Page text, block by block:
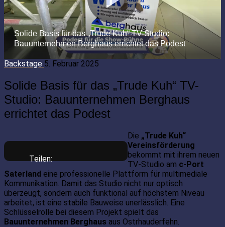
Backstage 5. Februar 2025
Solide Basis für das „Trude Kuh“ TV-
Studio: Bauunternehmen Berghaus
errichtet das Podest
Teilen:
Die „Trude Kuh“
Vereinsförderung
bekommt mit ihrem neuen
TV-Studio am c-Port
Saterland eine professionelle Plattform für multimediale
Kommunikation. Damit das Studio nicht nur optisch
überzeugt, sondern auch funktional auf höchstem Niveau
arbeitet, ist eine stabile Bauweise unerlässlich. Eine
Schlüsselrolle bei diesem Projekt spielt das
Bauunternehmen Berghaus aus Ostrhauderfehn.